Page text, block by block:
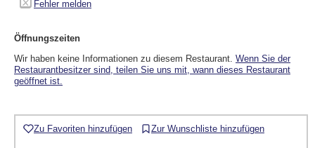
Fehler melden
Öffnungszeiten
Wir haben keine Informationen zu diesem Restaurant. Wenn Sie der
Restaurantbesitzer sind, teilen Sie uns mit, wann dieses Restaurant
geöffnet ist.
Zu Favoriten hinzufügen Zur Wunschliste hinzufügen